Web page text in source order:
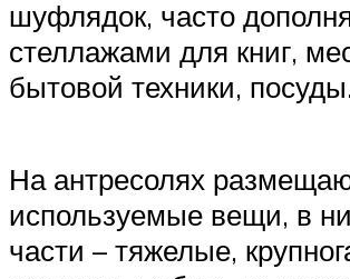
шуфлядок, часто
стеллажами для книг,
бытовой техники,
На антресолях
используемые вещи, в
части – тяжелые,